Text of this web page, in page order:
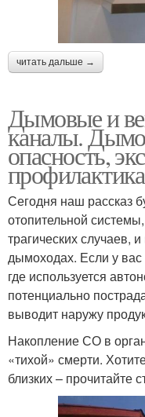
читать дальше →
Дымовые и
каналы.
опасность,
профилактика
Сегодня наш рассказ
отопительной
трагических случаев,
дымоходах. Если у
где используется
потенциально
выводит наружу
Накопление СО в
«тихой» смерти.
близких – прочитайте